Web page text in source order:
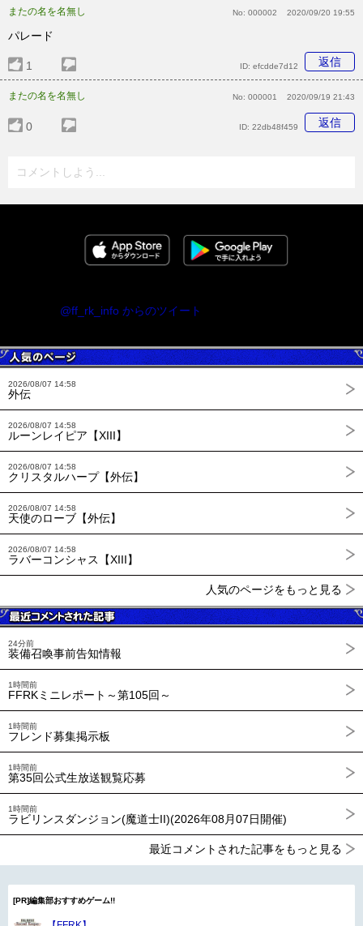
またの名を名無し No: 000002 2020/09/20 19:55
パレード
1 返信
ID: efcdde7d12
またの名を名無し No: 000001 2020/09/19 21:43
0 返信
ID: 22db48f459
コメントしよう...
@ff_rk_info からのツイート
2026/08/07 14:58
外伝
2026/08/07 14:58
ルーンレイピア【XIII】
2026/08/07 14:58
クリスタルハープ【外伝】
2026/08/07 14:58
天使のローブ【外伝】
2026/08/07 14:58
ラバーコンシャス【XIII】
人気のページをもっと見る
24分前
装備召喚事前告知情報
1時間前
FFRKミニレポート～第105回～
1時間前
フレンド募集掲示板
1時間前
第35回公式生放送観覧応募
1時間前
ラビリンスダンジョン(魔道士II)(2026年08月07日開催)
最近コメントされた記事をもっと見る
[PR]編集部おすすめゲーム!!